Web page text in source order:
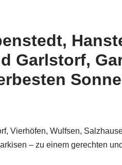
Garlstorf,
Vierhöfen, Wulfsen,
– zu einem gerechten